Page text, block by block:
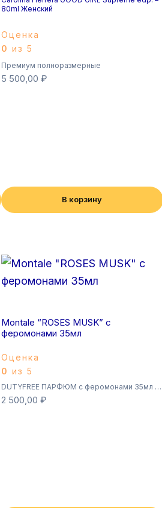
Премиум полноразмерные
80ml Женский
Оценка
0 из 5
5 500,00 ₽
В корзину
DUTYFREE ПАРФЮМ с феромонами 35мл (Суперстойкие)
Montale “ROSES MUSK” с
феромонами 35мл
Оценка
0 из 5
2 500,00 ₽